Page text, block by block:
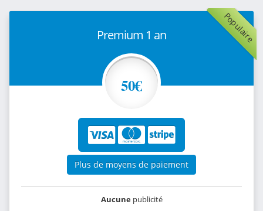
Populaire
Premium 1 an
50€
Plus de moyens de paiement
Aucunepublicité